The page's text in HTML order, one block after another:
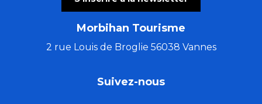
Morbihan Tourisme
2 rue Louis de Broglie 56038 Vannes
Suivez-nous